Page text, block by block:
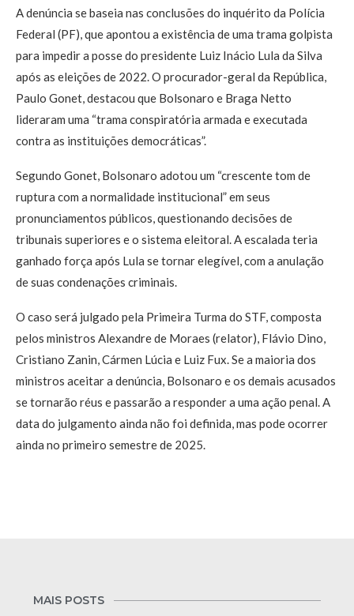
A denúncia se baseia nas conclusões do inquérito da Polícia
Federal (PF), que apontou a existência de uma trama golpista
para impedir a posse do presidente Luiz Inácio Lula da Silva
após as eleições de 2022. O procurador-geral da República,
Paulo Gonet, destacou que Bolsonaro e Braga Netto
lideraram uma “trama conspiratória armada e executada
contra as instituições democráticas”.
Segundo Gonet, Bolsonaro adotou um “crescente tom de
ruptura com a normalidade institucional” em seus
pronunciamentos públicos, questionando decisões de
tribunais superiores e o sistema eleitoral. A escalada teria
ganhado força após Lula se tornar elegível, com a anulação
de suas condenações criminais.
O caso será julgado pela Primeira Turma do STF, composta
pelos ministros Alexandre de Moraes (relator), Flávio Dino,
Cristiano Zanin, Cármen Lúcia e Luiz Fux. Se a maioria dos
ministros aceitar a denúncia, Bolsonaro e os demais acusados
se tornarão réus e passarão a responder a uma ação penal. A
data do julgamento ainda não foi definida, mas pode ocorrer
ainda no primeiro semestre de 2025.
MAIS POSTS